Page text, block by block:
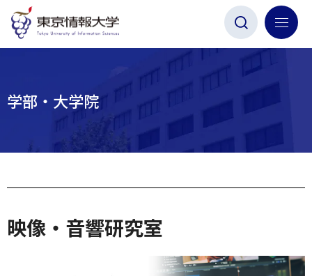
ー
ナ
シ
ン
へ
カ
ビ
ョ
へ
タ
学部・大学院
映像・音響研究室